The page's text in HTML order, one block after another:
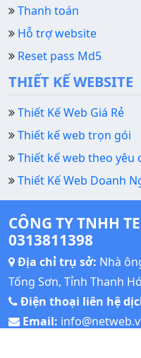
Thanh toán
Hỗ trợ website
Reset pass Md5
THIẾT KẾ WEBSITE
Thiết Kế Web Giá Rẻ
Thiết kế web trọn gói
Thiết kế web theo yêu
Thiết Kế Web Doanh
CÔNG TY TNHH
0313811398
Địa chỉ trụ sở: Nhà
Tống Sơn, Tỉnh Thanh
Điện thoại liên hệ
Email: